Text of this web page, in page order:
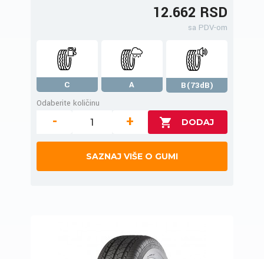
12.662 RSD
sa PDV-om
C A
B(73dB)
Odaberite količinu
- +
SAZNAJ VIŠE O GUMI